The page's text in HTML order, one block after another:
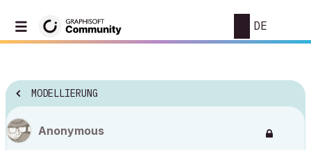
DE
MODELLIERUNG
Anonymous